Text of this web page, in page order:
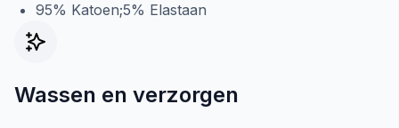
95% Katoen;5% Elastaan
Wassen en verzorgen